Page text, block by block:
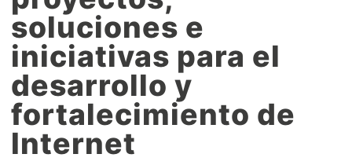
soluciones e
iniciativas para el
desarrollo y
fortalecimiento de
Internet